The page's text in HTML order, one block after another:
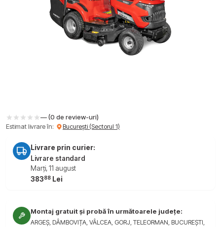
— (0 de review-uri)
Estimat livrare în:
București (Sectorul 1)
Livrare prin curier:
Livrare standard
Marți, 11 august
38388 Lei
Montaj gratuit și probă în următoarele județe:
ARGEȘ, DÂMBOVIȚA, VÂLCEA, GORJ, TELEORMAN, BUCUREȘTI,